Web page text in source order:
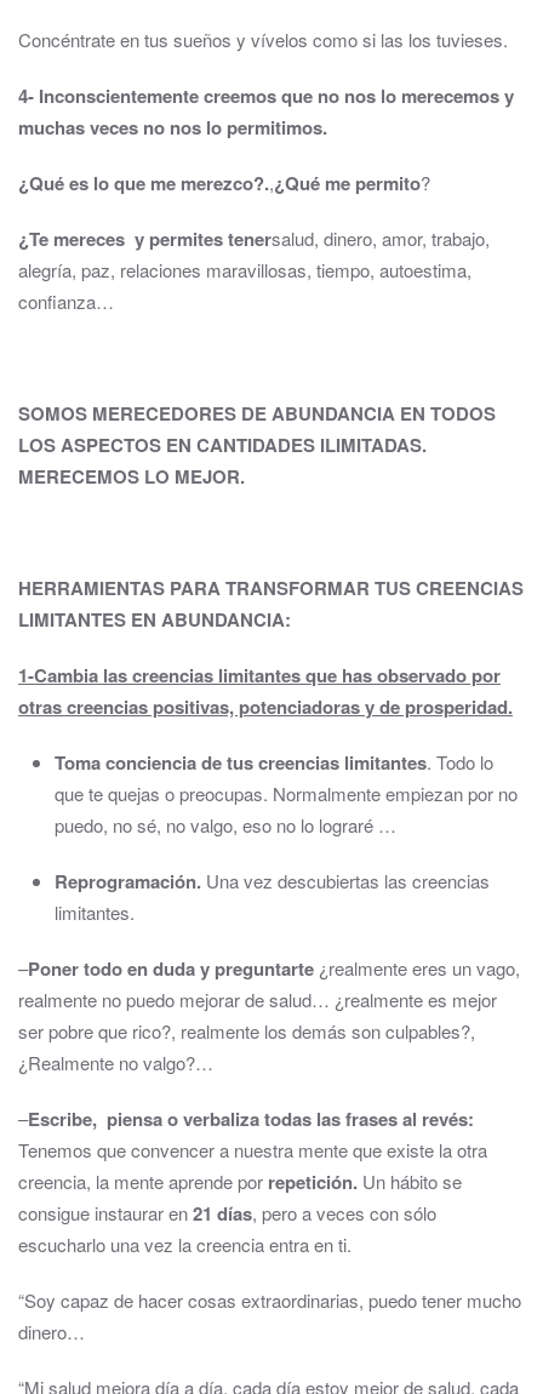
Concéntrate en tus sueños y vívelos como si las los tuvieses.
4- Inconscientemente creemos que no nos lo merecemos y
muchas veces no nos lo permitimos.
¿Qué es lo que me merezco?.,¿Qué me permito?
¿Te mereces y permites tenersalud, dinero, amor, trabajo,
alegría, paz, relaciones maravillosas, tiempo, autoestima,
confianza…
SOMOS MERECEDORES DE ABUNDANCIA EN TODOS
LOS ASPECTOS EN CANTIDADES ILIMITADAS.
MERECEMOS LO MEJOR.
HERRAMIENTAS PARA TRANSFORMAR TUS CREENCIAS
LIMITANTES EN ABUNDANCIA:
1-Cambia las creencias limitantesque has observado por
otras creencias positivas, potenciadoras y de prosperidad.
Toma conciencia de tus creencias limitantes. Todo lo
que te quejas o preocupas. Normalmente empiezan por no
puedo, no sé, no valgo, eso no lo lograré …
Reprogramación. Una vez descubiertas las creencias
limitantes.
–Poner todo en duda y preguntarte ¿realmente eres un vago,
realmente no puedo mejorar de salud… ¿realmente es mejor
ser pobre que rico?, realmente los demás son culpables?,
¿Realmente no valgo?…
–Escribe, piensa o verbaliza todas las frases al revés:
Tenemos que convencer a nuestra mente que existe la otra
creencia, la mente aprende por repetición. Un hábito se
consigue instaurar en21 días, pero a veces con sólo
escucharlo una vez la creencia entra en ti.
“Soy capaz de hacer cosas extraordinarias, puedo tener mucho
dinero…
“Mi salud mejora día a día, cada día estoy mejor de salud, cada